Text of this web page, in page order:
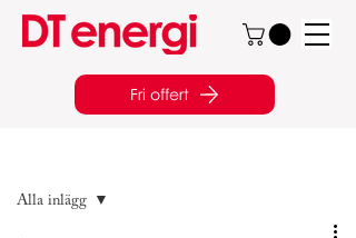
Fri offert
Alla inlägg